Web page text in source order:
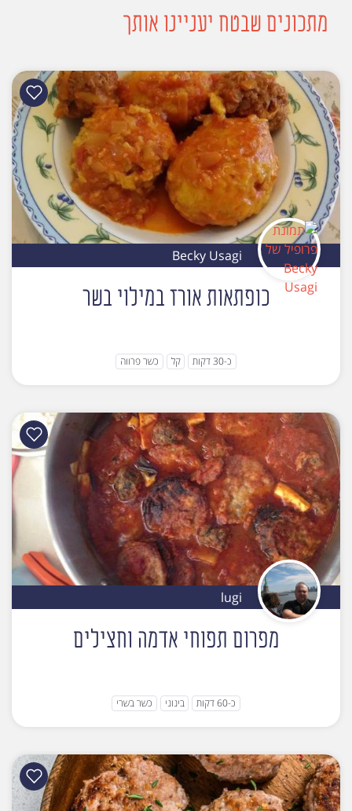
מתכונים שבטח יעניינו אותך
Becky Usagi
כופתאות אורז במילוי בשר
כ-30 דקות קל כשר פרווה
lugi
מפרום תפוחי אדמה וחצילים
כ-60 דקות בינוני כשר בשרי